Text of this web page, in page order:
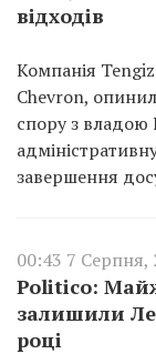
відходів
Компанія
Chevron,
спору з владою
завершення
00:43 7 Серпня,
Politico:
залишили
році